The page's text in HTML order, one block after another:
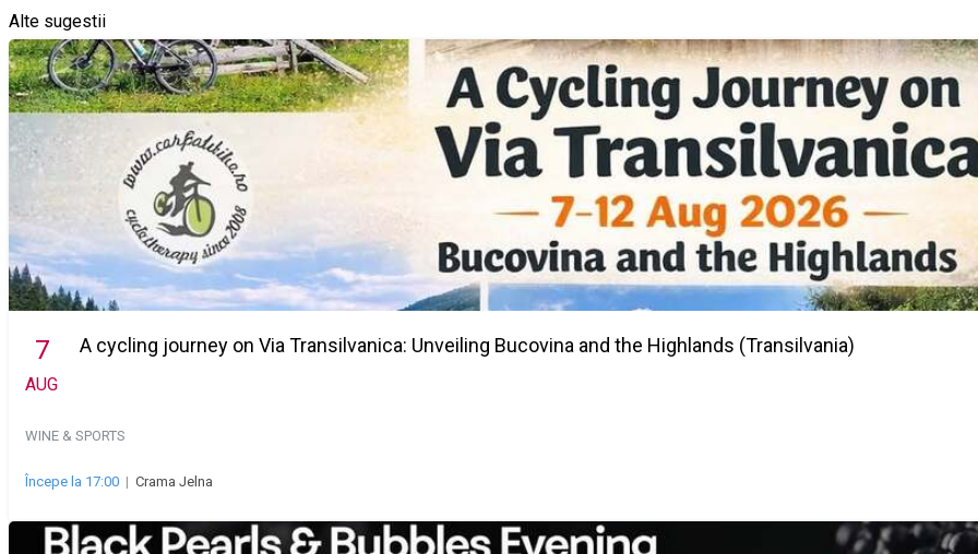
Alte sugestii
7
AUG
A cycling journey on Via Transilvanica: Unveiling Bucovina and the Highlands (Transilvania)
WINE & SPORTS
Începe la 17:00 | Crama Jelna